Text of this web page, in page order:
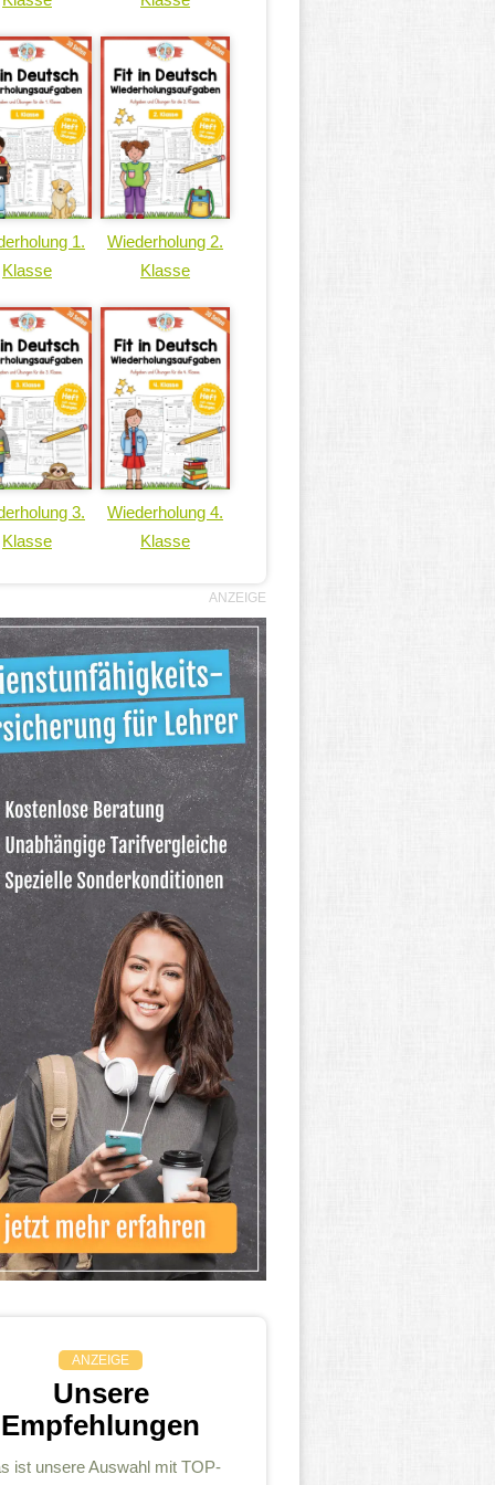
1.
Klasse
Wiederholung 2.
Klasse
3.
Klasse
Wiederholung 4.
Klasse
ANZEIGE
ANZEIGE
Unsere
Empfehlungen
ist unsere Auswahl mit TOP-